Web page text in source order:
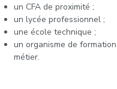
un CFA de proximité ;
un lycée professionnel ;
une école technique ;
un organisme de
métier.